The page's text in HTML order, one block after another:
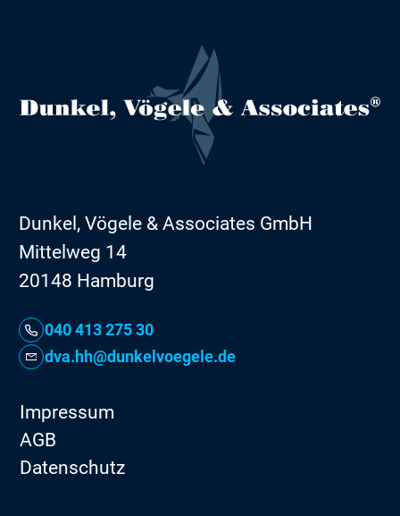
Dunkel, Vögele & Associates GmbH
Mittelweg 14
20148 Hamburg
040 413 275 30
dva.hh@dunkelvoegele.de
Impressum
AGB
Datenschutz